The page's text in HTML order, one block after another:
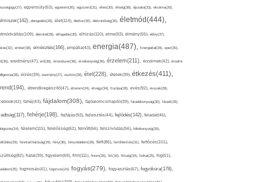
egyensúly(63), egyetem(30), egyszerű(31), éhes(30), éhség(38), éjszaka(33), ekcéma(26),
elengedés(29), élet(114), életkor(30), életminőség(30), életmód(444),
életvitel(28), elfogadás(30), elhízás(110), elme(93), élmény(55), előny(37),
ember(38), emésztés(166), empátia(43), energia(487), Energiaital(29), eper(30),
eredmény(47), erő(36), érrendszer(36), érzékenység(36), érzelem(211), érzelmek(42), érzelmi
érzés(39), esemény(27), eszköz(28), étel(228), ételek(39), étkezés(411),
étrendkiegészítő(47), étterem(24), étvágy(34), Európa(28), evés(92), évszak(28),
fahéj(43), fájdalom(308), fájdalomcsillapító(39), fáradékonyság(30), fáradt(28),
fehérje(198), fejfájás(93), fejlesztés(44), fejlődés(142), feladat(46),
félelem(115), felelősség(62), felnőtt(66), felszívódás(56), féltékenység(26),
fenntarthatóság(29), fény(36), fényvédelem(28), férfi(86), fertőtlenítés(31), fertőzés(101),
fiatal(39), figyelem(69), film(111), finom(26), fitt(34), fittség(34), fizikai(25), fog(51),
fogmosás(41), fogorvos(24), fogyás(279), fogyasztás(67), fogyókúra(178),